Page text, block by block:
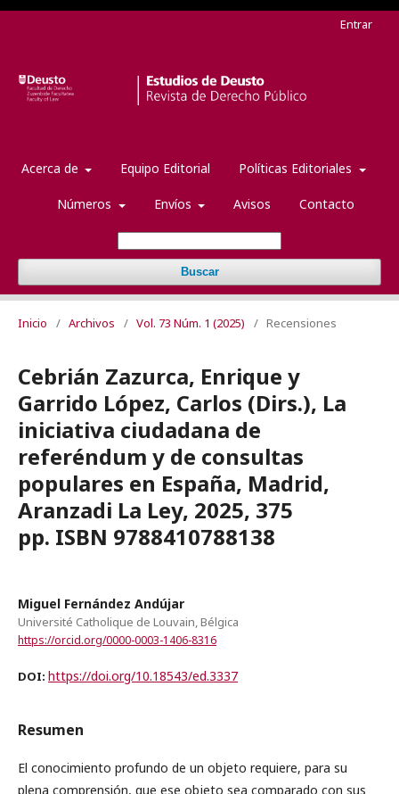
Acerca de Equipo Editorial Políticas Editoriales
Números Envíos Avisos Contacto
Buscar
Entrar
Inicio / Archivos / Vol. 73 Núm. 1 (2025) / Recensiones
Cebrián Zazurca, Enrique y
Garrido López, Carlos (Dirs.), La
iniciativa ciudadana de
referéndum y de consultas
populares en España, Madrid,
Aranzadi La Ley, 2025, 375
pp. ISBN 9788410788138
Miguel Fernández Andújar
Université Catholique de Louvain, Bélgica
https://orcid.org/0000-0003-1406-8316
DOI: https://doi.org/10.18543/ed.3337
Resumen
El conocimiento profundo de un objeto requiere, para su
plena comprensión, que ese objeto sea comparado con sus